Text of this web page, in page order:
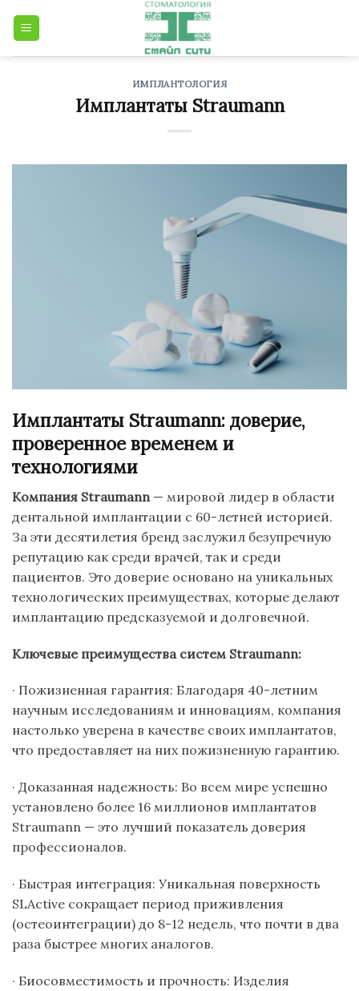
ИМПЛАНТОЛОГИЯ
Имплантаты Straumann
Имплантаты Straumann: доверие,
проверенное временем и
технологиями
Компания Straumann — мировой лидер в области
дентальной имплантации с 60-летней историей.
За эти десятилетия бренд заслужил безупречную
репутацию как среди врачей, так и среди
пациентов. Это доверие основано на уникальных
технологических преимуществах, которые делают
имплантацию предсказуемой и долговечной.
Ключевые преимущества систем Straumann:
· Пожизненная гарантия: Благодаря 40-летним
научным исследованиям и инновациям, компания
настолько уверена в качестве своих имплантатов,
что предоставляет на них пожизненную гарантию.
· Доказанная надежность: Во всем мире успешно
установлено более 16 миллионов имплантатов
Straumann — это лучший показатель доверия
профессионалов.
· Быстрая интеграция: Уникальная поверхность
SLActive сокращает период приживления
(остеоинтеграции) до 8-12 недель, что почти в два
раза быстрее многих аналогов.
· Биосовместимость и прочность: Изделия